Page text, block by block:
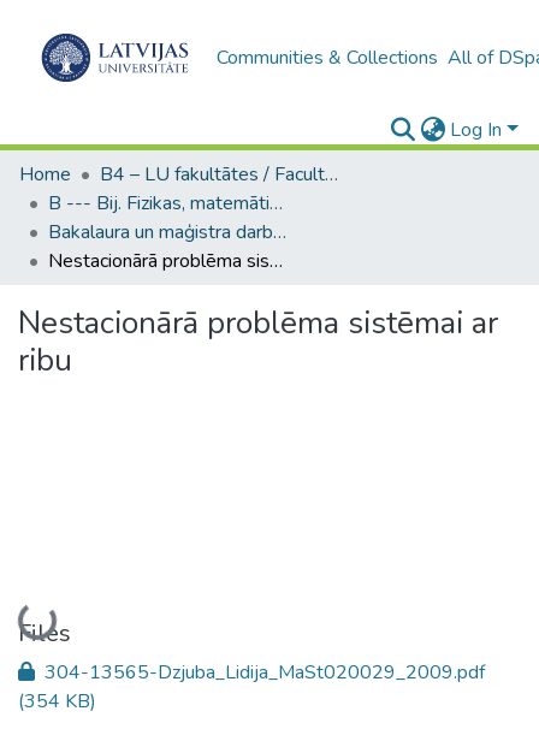
Communities & Collections All of
Log In
Home
B4 – LU fakultātes / Faculties of the UL
B --- Bij. Fizikas, matemātikas un optometrijas fakultātes studentu noslēguma darbi / Faculty of Physics, Mathematics and Optometry - Graduate works
Bakalaura un maģistra darbi (FMOF) / Bachelor's and Master's theses
Nestacionārā problēma sistēmai ar ribu
Nestacionārā problēma sistēmai ar
ribu
Loading...
Files
304-13565-Dzjuba_Lidija_MaSt020029_2009.pdf
(354 KB)